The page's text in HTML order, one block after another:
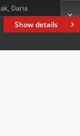
Show details
Daria